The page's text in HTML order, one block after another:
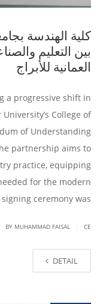
كلية الهندسة
بين التعليم
العمانية للأبراج
a progressive shift in
College of
of Understanding
partnership aims to
practice, equipping
for the modern
ceremony was […]
BY MUHAMMAD FAISAL CE
DETAIL